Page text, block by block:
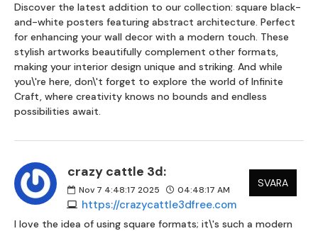
Discover the latest addition to our collection: square black-
and-white posters featuring abstract architecture. Perfect
for enhancing your wall decor with a modern touch. These
stylish artworks beautifully complement other formats,
making your interior design unique and striking. And while
you\'re here, don\'t forget to explore the world of Infinite
Craft, where creativity knows no bounds and endless
possibilities await.
crazy cattle 3d:
Nov 7 4:48:17 2025 04:48:17 AM
https://crazycattle3dfree.com
SVARA
I love the idea of using square formats; it\'s such a modern